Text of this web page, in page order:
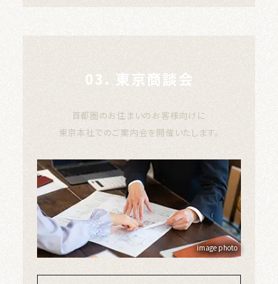
03. 東京商談会
首都圏のお住まいのお客様向けに
東京本社でのご案内会を開催いたします。
image photo